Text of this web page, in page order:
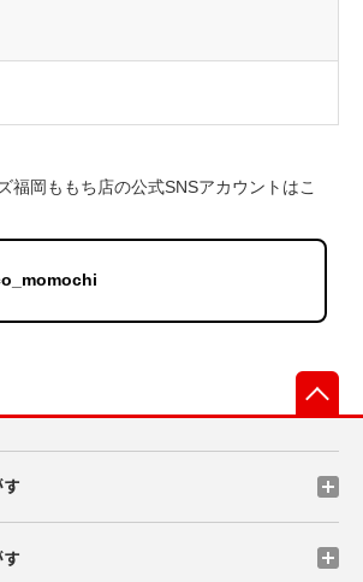
福岡ももち店の公式SNSアカウントはこ